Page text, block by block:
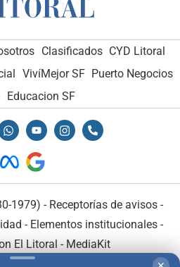
Clasificados CYD Litoral
VivíMejor SF Puerto Negocios
Educacion SF
1979) - Receptorías de avisos -
- Elementos institucionales-
El Litoral - MediaKit